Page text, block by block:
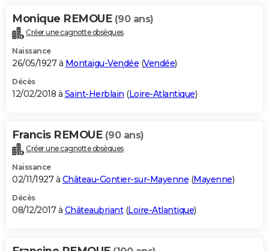
Monique REMOUE (90 ans)
Créer une cagnotte obsèques
Naissance
26/05/1927 à Montaigu-Vendée (Vendée)
Décès
12/02/2018 à Saint-Herblain (Loire-Atlantique)
Francis REMOUE (90 ans)
Créer une cagnotte obsèques
Naissance
02/11/1927 à Château-Gontier-sur-Mayenne (Mayenne)
Décès
08/12/2017 à Châteaubriant(Loire-Atlantique)